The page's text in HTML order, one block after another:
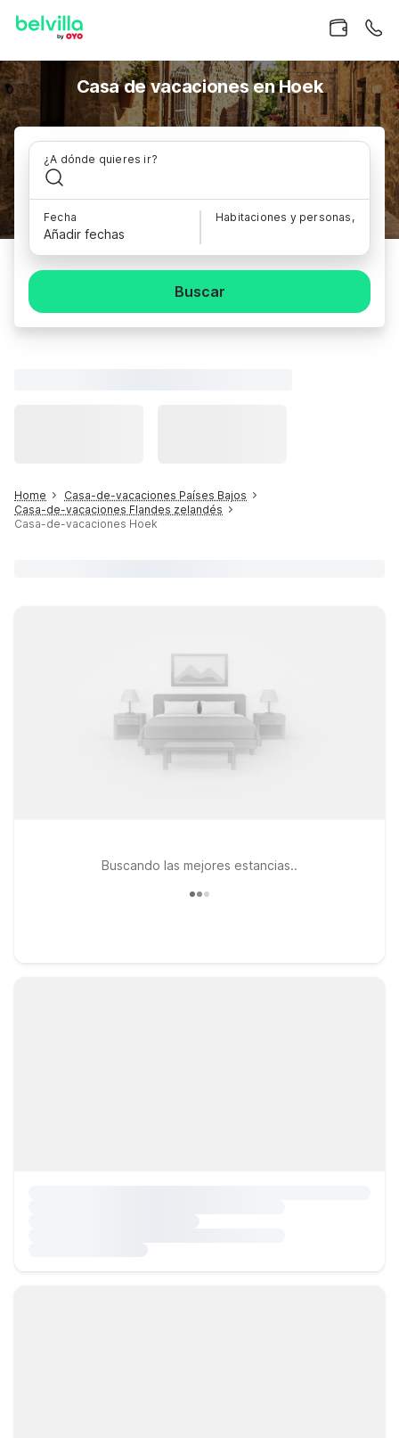
Casa de vacaciones en Hoek
¿A dónde quieres ir?
Fecha
Añadir fechas
Habitaciones y personas,
Buscar
Home
Casa-de-vacaciones Países Bajos
Casa-de-vacaciones Flandes zelandés
Casa-de-vacaciones Hoek
Buscando las mejores estancias..